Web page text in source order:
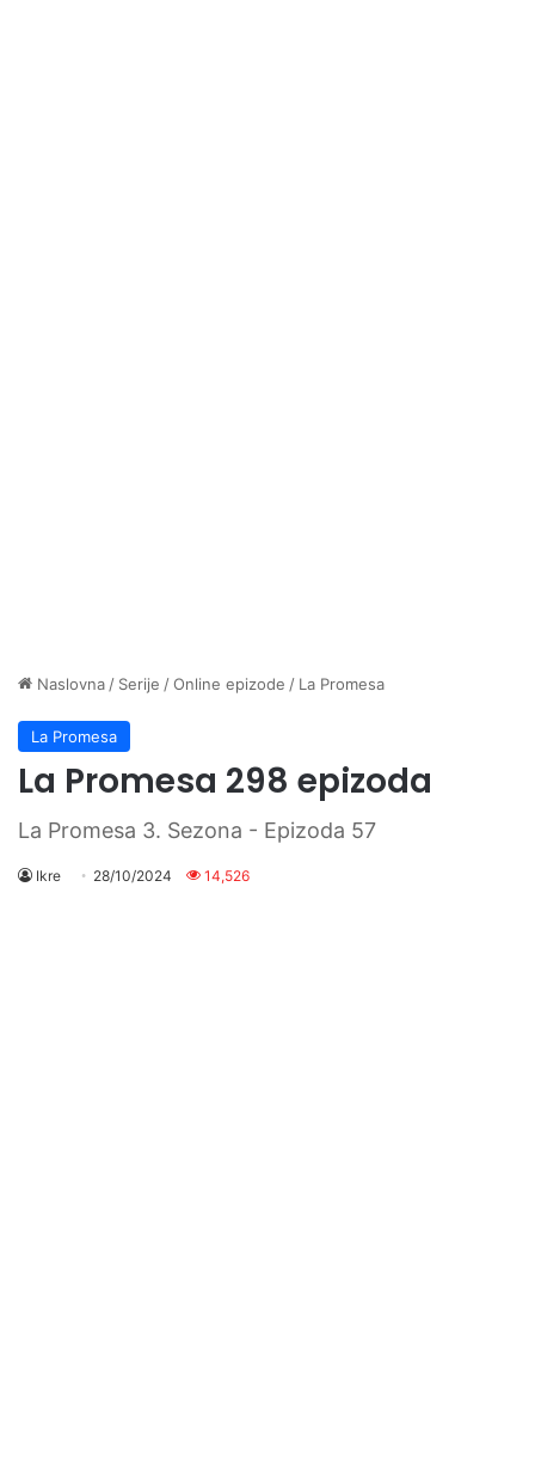
Naslovna / Serije /Online epizode / La Promesa
La Promesa
La Promesa 298 epizoda
La Promesa 3. Sezona - Epizoda 57
Ikre 28/10/2024 14,526